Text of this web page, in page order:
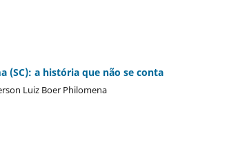
(SC): a história que não se conta
Luiz Boer Philomena